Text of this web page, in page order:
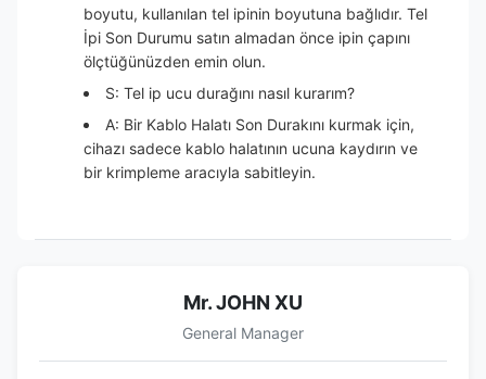
boyutu, kullanılan tel ipinin boyutuna bağlıdır. Tel
İpi Son Durumu satın almadan önce ipin çapını
ölçtüğünüzden emin olun.
S: Tel ip ucu durağını nasıl kurarım?
A: Bir Kablo Halatı Son Durakını kurmak için,
cihazı sadece kablo halatının ucuna kaydırın ve
bir krimpleme aracıyla sabitleyin.
Mr. JOHN XU
General Manager